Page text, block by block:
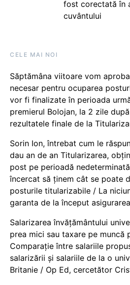
fost corectată în
cuvântului
CELE MAI NOI
Săptămâna viitoare vom
necesar pentru ocuparea
vor fi finalizate în perioada
premierul Bolojan, la 2 zile
rezultatele finale de la
Sorin Ion, întrebat cum le
dau an de an Titularizarea,
post pe perioadă
încercat să ținem cât se poate
posturile titularizabile / La
garanta de la început
Salarizarea învățământului
prea mici sau taxare pe muncă
Comparație între salariile
salarizării și salariile de la o
Britanie / Op Ed, cercetător